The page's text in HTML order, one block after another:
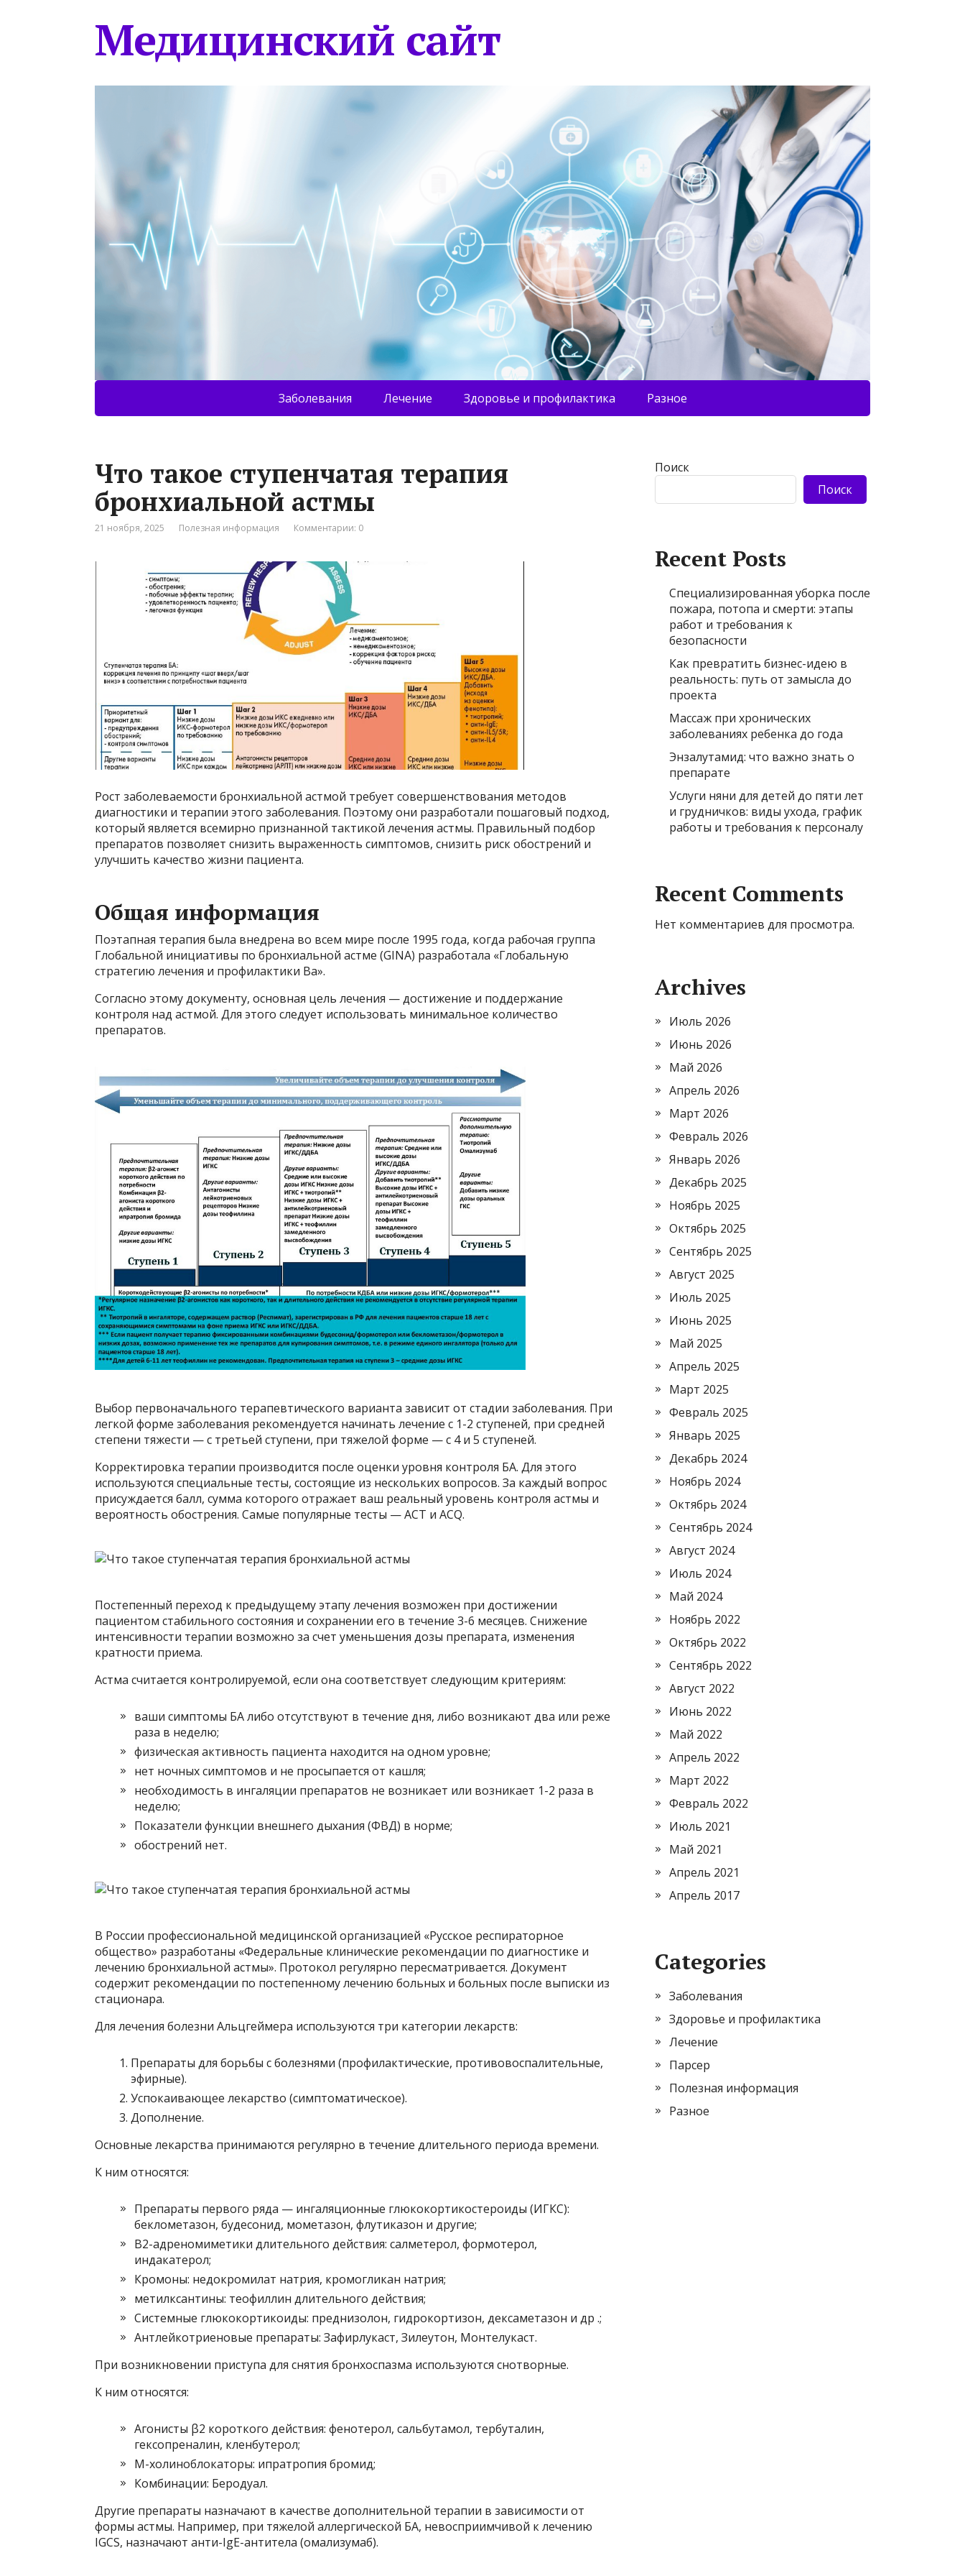
Медицинский сайт
Заболевания Лечение Здоровье и профилактика Разное
Что такое ступенчатая терапия
бронхиальной астмы
21 ноября, 2025 Полезная информация Комментарии: 0
Рост заболеваемости бронхиальной астмой требует совершенствования методов
диагностики и терапии этого заболевания. Поэтому они разработали пошаговый подход,
который является всемирно признанной тактикой лечения астмы. Правильный подбор
препаратов позволяет снизить выраженность симптомов, снизить риск обострений и
улучшить качество жизни пациента.
Общая информация
Поэтапная терапия была внедрена во всем мире после 1995 года, когда рабочая группа
Глобальной инициативы по бронхиальной астме (GINA) разработала «Глобальную
стратегию лечения и профилактики Ba».
Согласно этому документу, основная цель лечения — достижение и поддержание
контроля над астмой. Для этого следует использовать минимальное количество
препаратов.
Выбор первоначального терапевтического варианта зависит от стадии заболевания. При
легкой форме заболевания рекомендуется начинать лечение с 1-2 ступеней, при средней
степени тяжести — с третьей ступени, при тяжелой форме — с 4 и 5 ступеней.
Корректировка терапии производится после оценки уровня контроля БА. Для этого
используются специальные тесты, состоящие из нескольких вопросов. За каждый вопрос
присуждается балл, сумма которого отражает ваш реальный уровень контроля астмы и
вероятность обострения. Самые популярные тесты — ACT и ACQ.
Постепенный переход к предыдущему этапу лечения возможен при достижении
пациентом стабильного состояния и сохранении его в течение 3-6 месяцев. Снижение
интенсивности терапии возможно за счет уменьшения дозы препарата, изменения
кратности приема.
Астма считается контролируемой, если она соответствует следующим критериям:
ваши симптомы БА либо отсутствуют в течение дня, либо возникают два или реже
раза в неделю;
физическая активность пациента находится на одном уровне;
нет ночных симптомов и не просыпается от кашля;
необходимость в ингаляции препаратов не возникает или возникает 1-2 раза в
неделю;
Показатели функции внешнего дыхания (ФВД) в норме;
обострений нет.
В России профессиональной медицинской организацией «Русское респираторное
общество» разработаны «Федеральные клинические рекомендации по диагностике и
лечению бронхиальной астмы». Протокол регулярно пересматривается. Документ
содержит рекомендации по постепенному лечению больных и больных после выписки из
стационара.
Для лечения болезни Альцгеймера используются три категории лекарств:
Препараты для борьбы с болезнями (профилактические, противовоспалительные,
эфирные).
Успокаивающее лекарство (симптоматическое).
Дополнение.
Основные лекарства принимаются регулярно в течение длительного периода времени.
К ним относятся:
Препараты первого ряда — ингаляционные глюкокортикостероиды (ИГКС):
беклометазон, будесонид, мометазон, флутиказон и другие;
Β2-адреномиметики длительного действия: салметерол, формотерол,
индакатерол;
Кромоны: недокромилат натрия, кромогликан натрия;
метилксантины: теофиллин длительного действия;
Системные глюкокортикоиды: преднизолон, гидрокортизон, дексаметазон и др .;
Антлейкотриеновые препараты: Зафирлукаст, Зилеутон, Монтелукаст.
При возникновении приступа для снятия бронхоспазма используются снотворные.
К ним относятся:
Агонисты β2 короткого действия: фенотерол, сальбутамол, тербуталин,
гексопреналин, кленбутерол;
М-холиноблокаторы: ипратропия бромид;
Комбинации: Беродуал.
Другие препараты назначают в качестве дополнительной терапии в зависимости от
формы астмы. Например, при тяжелой аллергической БА, невосприимчивой к лечению
IGCS, назначают анти-IgE-антитела (омализумаб).
Поиск
Поиск
Recent Posts
Специализированная уборка после
пожара, потопа и смерти: этапы
работ и требования к
безопасности
Как превратить бизнес-идею в
реальность: путь от замысла до
проекта
Массаж при хронических
заболеваниях ребенка до года
Энзалутамид: что важно знать о
препарате
Услуги няни для детей до пяти лет
и грудничков: виды ухода, график
работы и требования к персоналу
Recent Comments
Нет комментариев для просмотра.
Archives
Июль 2026
Июнь 2026
Май 2026
Апрель 2026
Март 2026
Февраль 2026
Январь 2026
Декабрь 2025
Ноябрь 2025
Октябрь 2025
Сентябрь 2025
Август 2025
Июль 2025
Июнь 2025
Май 2025
Апрель 2025
Март 2025
Февраль 2025
Январь 2025
Декабрь 2024
Ноябрь 2024
Октябрь 2024
Сентябрь 2024
Август 2024
Июль 2024
Май 2024
Ноябрь 2022
Октябрь 2022
Сентябрь 2022
Август 2022
Июнь 2022
Май 2022
Апрель 2022
Март 2022
Февраль 2022
Июль 2021
Май 2021
Апрель 2021
Апрель 2017
Categories
Заболевания
Здоровье и профилактика
Лечение
Парсер
Полезная информация
Разное